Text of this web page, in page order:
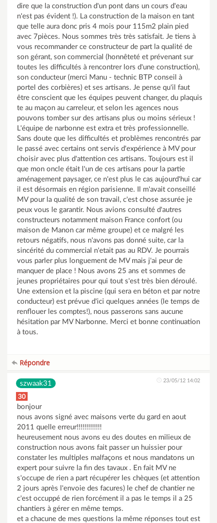
dire que la construction d'un pont dans un cours d'eau
n'est pas évident !). La construction de la maison en tant
que telle aura donc pris 4 mois pour 115m2 plain pied
avec 7pièces. Nous sommes très très satisfait. Je tiens à
vous recommander ce constructeur de part la qualité de
son gérant, son commercial (honnêteté et prévenant sur
toutes les difficultés à rencontrer lors d'une construction),
son conducteur (merci Manu - technic BTP conseil à
portel des corbières) et ses artisans. Je pense qu'il faut
être conscient que les équipes peuvent changer, du plaquis
te au maçon au carreleur, et selon les agences nous
pouvons tomber sur des artisans plus ou moins sérieux !
L'équipe de narbonne est extra et très professionnelle.
Sans doute que les difficultés et problèmes rencontrés par
le passé avec certains ont servis d'expérience à MV pour
choisir avec plus d'attention ces artisans. Toujours est il
que mon oncle était l'un de ces artisans pour la partie
aménagement paysager, ce n'est plus le cas aujourd'hui car
il est désormais en région parisienne. Il m'avait conseillé
MV pour la qualité de son travail, c'est chose assurée je
peux vous le garantir. Nous avions consulté d'autres
constructeurs notamment maison France confort (ou
maison de Manon car même groupe) et ce malgré les
retours négatifs, nous n'avons pas donné suite, car la
sincérité du commercial n'etait pas au RDV. Je pourrais
vous parler plus longuement de MV mais j'ai peur de
manquer de place ! Nous avons 25 ans et sommes de
jeunes propriétaires pour qui tout s'est très bien déroulé.
Une extension et la piscine (qui sera en béton et par notre
conducteur) est prévue d'ici quelques années (le temps de
renflouer les comptes!), nous passerons sans aucune
hésitation par MV Narbonne. Merci et bonne continuation
à tous.
Répondre
szwaak31 23/05/12 14:02
30
bonjour
nous avons signé avec maisons verte du gard en aout
2011 quelle erreur!!!!!!!!!!!!!
heureusement nous avons eu des doutes en milieux de
construction nous avons fait passer un huissier pour
constater les multiples malfaçons et nous mandatons un
expert pour suivre la fin des tavaux . En fait MV ne
s'occupe de rien a part récupérer les chèques (et attention
2 jours après l'envoie des facures) le chef de chantier ne
c'est occuppé de rien forcément il a pas le temps il a 25
chantiers à gérer en même temps.
et a chacune de mes questions la même réponses tout est